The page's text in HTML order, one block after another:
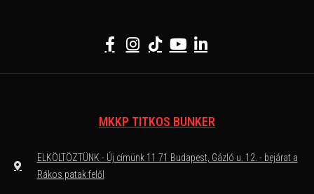
MKKP TITKOS BUNKER
ELKÖLTÖZTÜNK - Új címünk 11 71 Budapest, Gázló u. 12. - bejárat a
Rákos patak felől